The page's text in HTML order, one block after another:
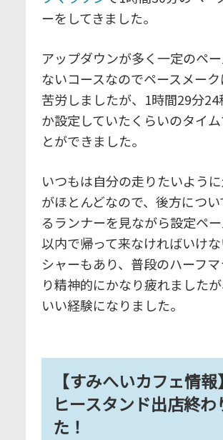
ーをしてきました。
アップダウンが多く一定のペ
ないコースなのでペースメー
苦労しましたが、1時間29分24
か設定していたくらいのタイ
とができました。
いつもは自分の走りたいよう
がほとんどなので、後方につ
るランナーを見ながら設定ペ
以内で帰って来なければいけ
シャーもあり、普段のハーフ
り精神的にかなり疲れました
いい経験になりました。
【すみへいカフェ情
ヒースタンド出店終わ
た！